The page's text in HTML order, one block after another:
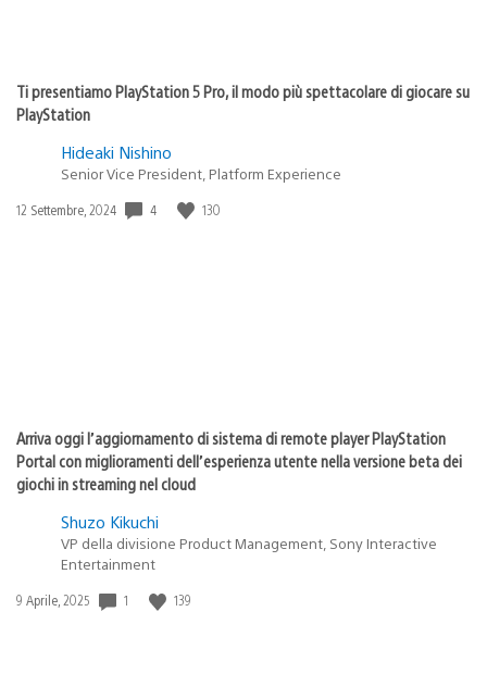
Ti presentiamo PlayStation 5 Pro, il modo più spettacolare di giocare su
PlayStation
Hideaki Nishino
Senior Vice President, Platform Experience
Data
12 Settembre, 2024 4 130
Arriva oggi l’aggiornamento di sistema di remote player PlayStation
Portal con miglioramenti dell’esperienza utente nella versione beta dei
giochi in streaming nel cloud
Shuzo Kikuchi
VP della divisione Product Management, Sony Interactive
Entertainment
Data
9 Aprile, 2025 1 139